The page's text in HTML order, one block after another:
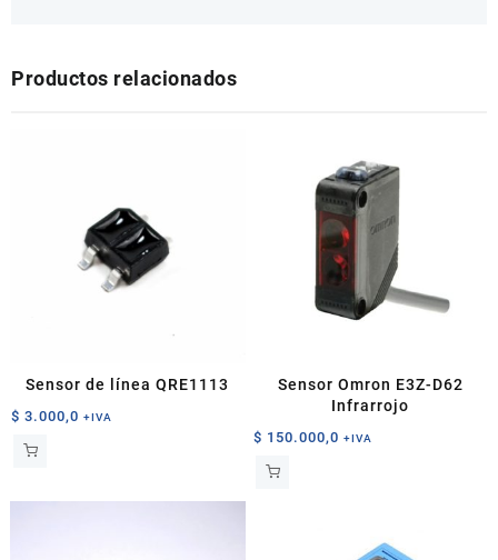
Productos relacionados
Sensor de línea QRE1113
$ 3.000,0 +IVA
Sensor Omron E3Z-D62
Infrarrojo
$ 150.000,0 +IVA